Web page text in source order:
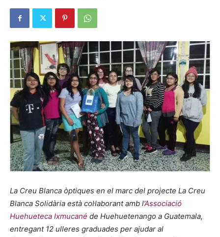
La Creu Blanca òptiques en el marc del projecte La Creu
Blanca Solidària està col·laborant amb l’Associació
Huehueteca Ixmucané de Huehuetenango a Guatemala,
entregant 12 ulleres graduades per ajudar al